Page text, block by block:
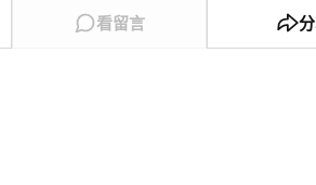
看留言